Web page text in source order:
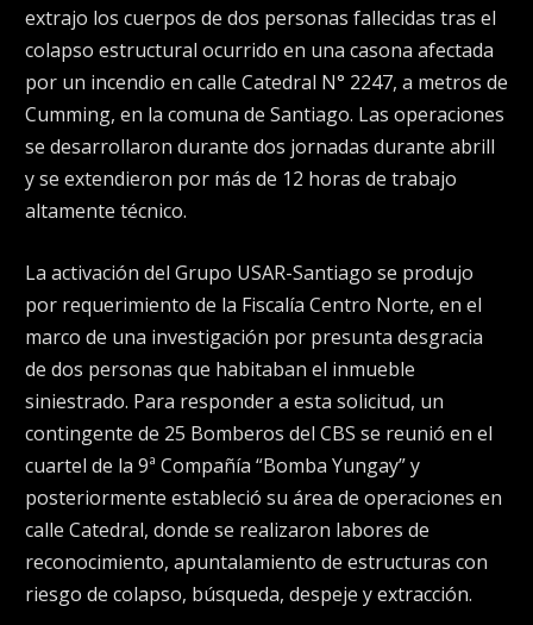
extrajo los cuerpos de dos personas fallecidas tras el
colapso estructural ocurrido en una casona afectada
por un incendio en calle Catedral N° 2247, a metros de
Cumming, en la comuna de Santiago. Las operaciones
se desarrollaron durante dos jornadas durante abrill
y se extendieron por más de 12 horas de trabajo
altamente técnico.
La activación del Grupo USAR-Santiago se produjo
por requerimiento de la Fiscalía Centro Norte, en el
marco de una investigación por presunta desgracia
de dos personas que habitaban el inmueble
siniestrado. Para responder a esta solicitud, un
contingente de 25 Bomberos del CBS se reunió en el
cuartel de la 9ª Compañía “Bomba Yungay” y
posteriormente estableció su área de operaciones en
calle Catedral, donde se realizaron labores de
reconocimiento, apuntalamiento de estructuras con
riesgo de colapso, búsqueda, despeje y extracción.